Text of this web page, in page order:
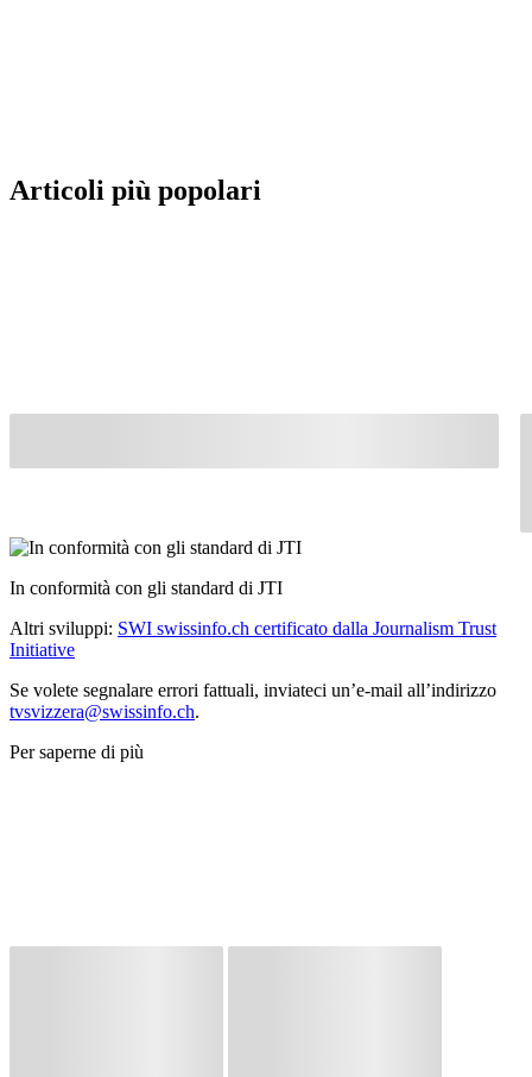
Articoli più popolari
In conformità con gli standard di JTI
Altri sviluppi: SWI swissinfo.ch certificato dalla Journalism Trust
Initiative
Se volete segnalare errori fattuali, inviateci un’e-mail all’indirizzo
tvsvizzera@swissinfo.ch.
Per saperne di più